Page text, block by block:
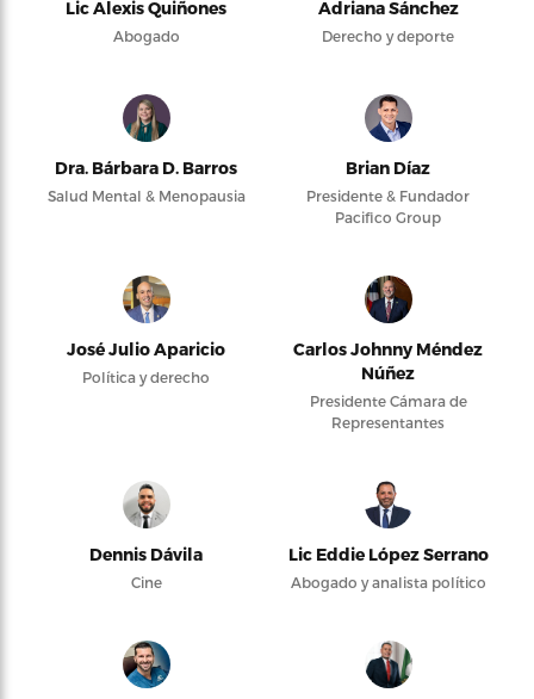
Lic Alexis Quiñones
Abogado
Adriana Sánchez
Derecho y deporte
Dra. Bárbara D. Barros
Salud Mental & Menopausia
Brian Díaz
Presidente & Fundador
Pacifico Group
José Julio Aparicio
Política y derecho
Carlos Johnny Méndez
Núñez
Presidente Cámara de
Representantes
Dennis Dávila
Cine
Lic Eddie López Serrano
Abogado y analista político